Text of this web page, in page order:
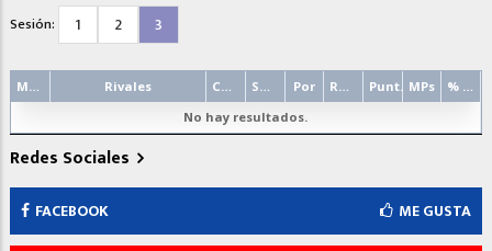
Sesión: 1 2 3
Rivales Por Punt. MPs
No hay resultados.
Redes Sociales
FACEBOOK ME GUSTA